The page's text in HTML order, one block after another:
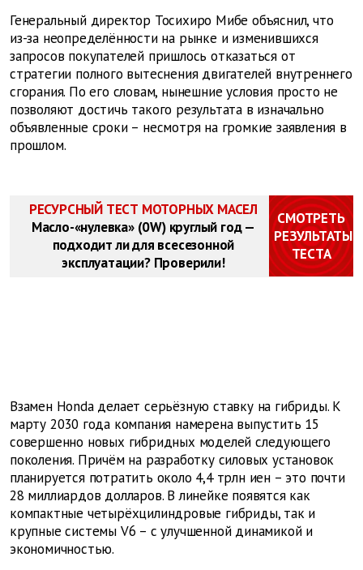
Генеральный директор Тосихиро Мибе объяснил, что
из-за неопределённости на рынке и изменившихся
запросов покупателей пришлось отказаться от
стратегии полного вытеснения двигателей внутреннего
сгорания. По его словам, нынешние условия просто не
позволяют достичь такого результата в изначально
объявленные сроки – несмотря на громкие заявления в
прошлом.
РЕСУРСНЫЙ ТЕСТ МОТОРНЫХ МАСЕЛ
Масло-«нулевка» (0W) круглый год —
подходит ли для всесезонной
эксплуатации? Проверили!
СМОТРЕТЬ
РЕЗУЛЬТАТЫ
ТЕСТА
Взамен Honda делает серьёзную ставку на гибриды. К
марту 2030 года компания намерена выпустить 15
совершенно новых гибридных моделей следующего
поколения. Причём на разработку силовых установок
планируется потратить около 4,4 трлн иен – это почти
28 миллиардов долларов. В линейке появятся как
компактные четырёхцилиндровые гибриды, так и
крупные системы V6 – с улучшенной динамикой и
экономичностью.